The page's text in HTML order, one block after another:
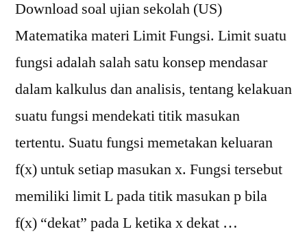
Download soal ujian sekolah (US)
Matematika materi Limit Fungsi. Limit suatu
fungsi adalah salah satu konsep mendasar
dalam kalkulus dan analisis, tentang kelakuan
suatu fungsi mendekati titik masukan
tertentu. Suatu fungsi memetakan keluaran
f(x) untuk setiap masukan x. Fungsi tersebut
memiliki limit L pada titik masukan p bila
f(x) “dekat” pada L ketika x dekat …